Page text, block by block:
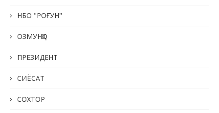
НБО "РОҒУН"
ОЗМУНҲО
ПРЕЗИДЕНТ
СИЁСАТ
СОХТОР